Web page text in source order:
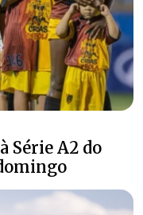
Série A2 do